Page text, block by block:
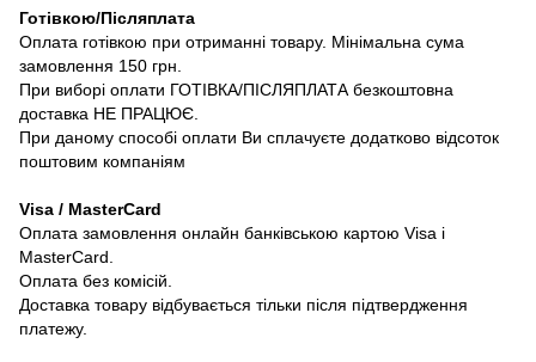
Готівкою/Післяплата
Оплата готівкою при отриманні товару. Мінімальна сума
замовлення 150 грн.
При виборі оплати ГОТІВКА/ПІСЛЯПЛАТА безкоштовна
доставка НЕ ПРАЦЮЄ.
При даному способі оплати Ви сплачуєте додатково відсоток
поштовим компаніям
Visa / MasterCard
Оплата замовлення онлайн банківською картою Visa і
MasterCard.
Оплата без комісій.
Доставка товару відбувається тільки після підтвердження
платежу.